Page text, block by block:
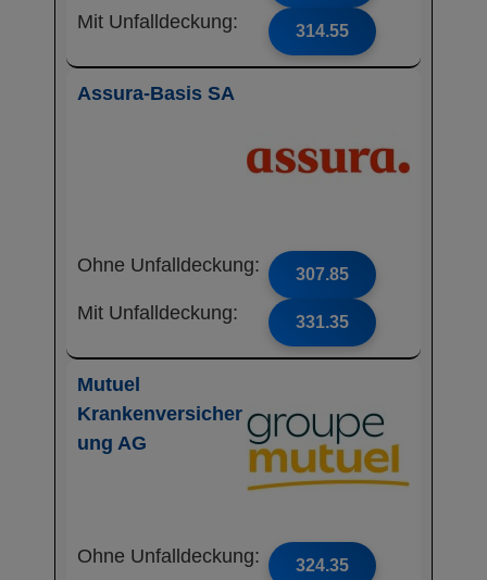
Mit Unfalldeckung: 314.55
Assura-Basis SA
Ohne Unfalldeckung: 307.85
Mit Unfalldeckung: 331.35
Mutuel
Krankenversicher
ung AG
Ohne Unfalldeckung: 324.35